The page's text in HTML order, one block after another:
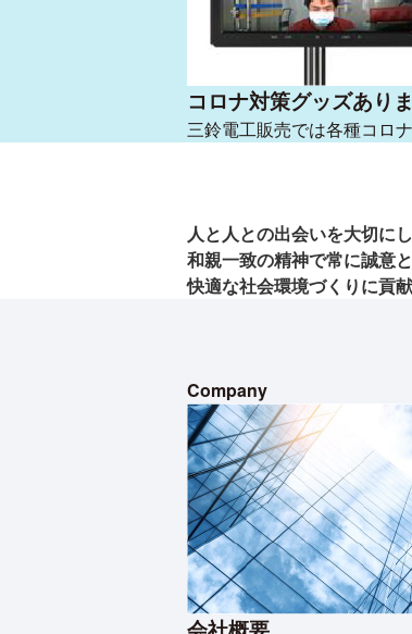
コロナ対策グッズあり
三鈴電工販売では各種コロ
人と人との出会いを大切にし
和親一致の精神で常に誠意
快適な社会環境づくりに貢
Company